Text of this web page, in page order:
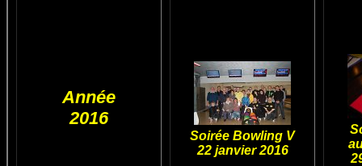
Année
2016
Soirée Bowling V
22 janvier 2016